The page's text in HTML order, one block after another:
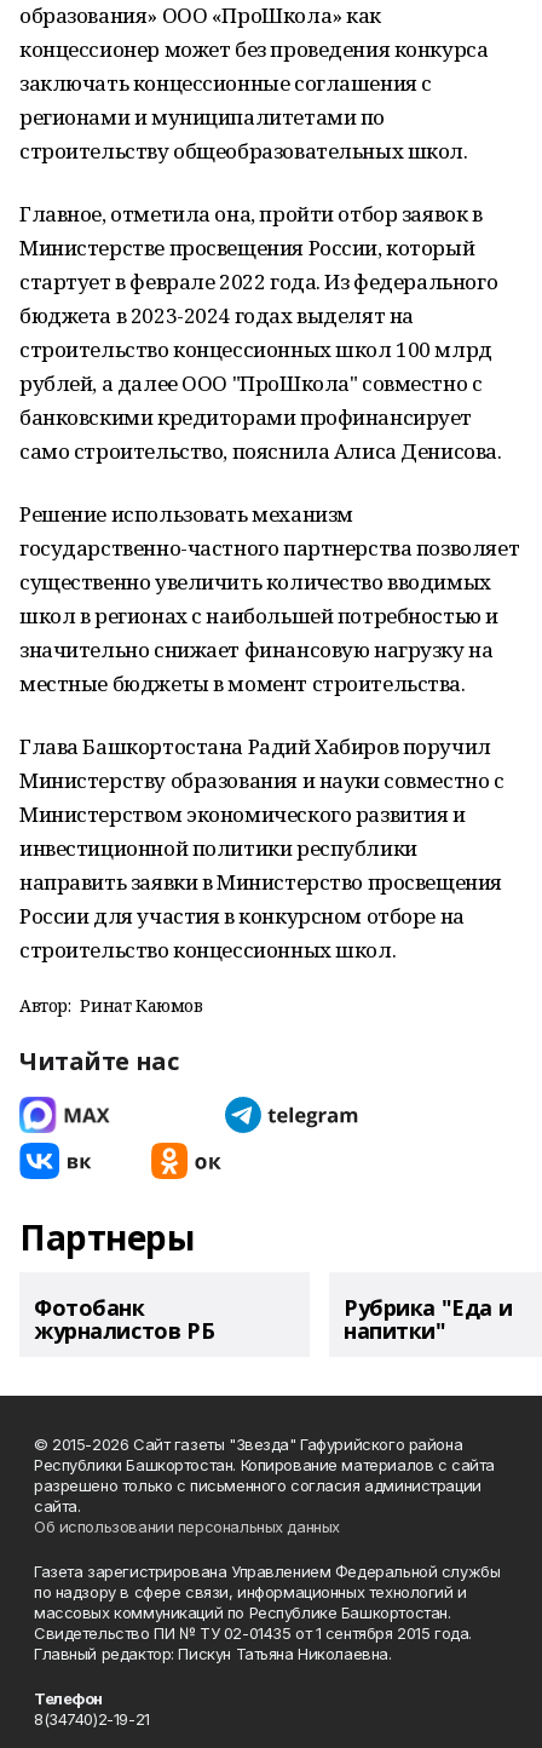
образования» ООО «ПроШкола» как
концессионер может без проведения конкурса
заключать концессионные соглашения с
регионами и муниципалитетами по
строительству общеобразовательных школ.
Главное, отметила она, пройти отбор заявок в
Министерстве просвещения России, который
стартует в феврале 2022 года. Из федерального
бюджета в 2023-2024 годах выделят на
строительство концессионных школ 100 млрд
рублей, а далее ООО "ПроШкола" совместно с
банковскими кредиторами профинансирует
само строительство, пояснила Алиса Денисова.
Решение использовать механизм
государственно-частного партнерства позволяет
существенно увеличить количество вводимых
школ в регионах с наибольшей потребностью и
значительно снижает финансовую нагрузку на
местные бюджеты в момент строительства.
Глава Башкортостана Радий Хабиров поручил
Министерству образования и науки совместно с
Министерством экономического развития и
инвестиционной политики республики
направить заявки в Министерство просвещения
России для участия в конкурсном отборе на
строительство концессионных школ.
Автор: Ринат Каюмов
Читайте нас
Партнеры
Фотобанк
журналистов РБ
Рубрика "Еда и
напитки"
© 2015-2026 Сайт газеты "Звезда" Гафурийского района
Республики Башкортостан. Копирование материалов с сайта
разрешено только с письменного согласия администрации
сайта.
Об использовании персональных данных
Газета зарегистрирована Управлением Федеральной службы
по надзору в сфере связи, информационных технологий и
массовых коммуникаций по Республике Башкортостан.
Свидетельство ПИ № ТУ 02-01435 от 1 сентября 2015 года.
Главный редактор: Пискун Татьяна Николаевна.
Телефон
8(34740)2-19-21